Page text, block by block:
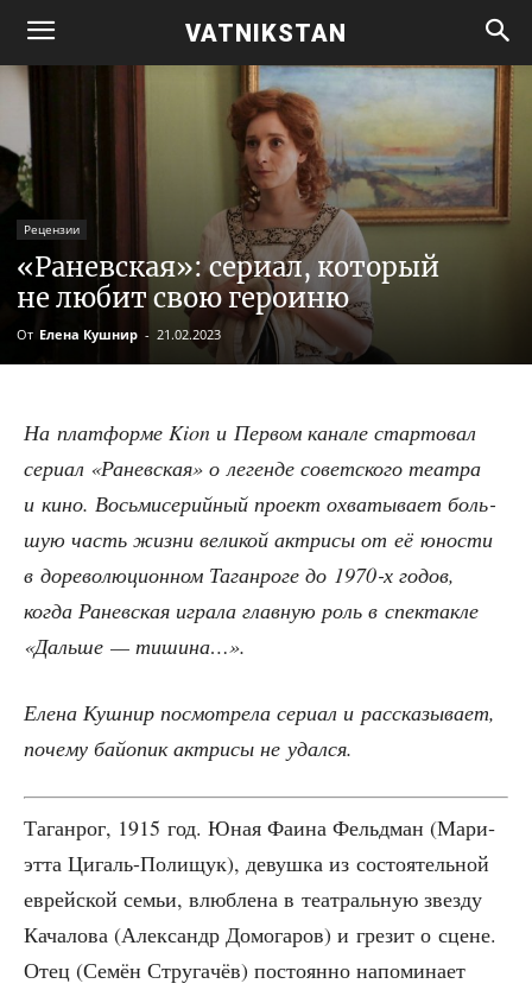
VATNIKSTAN
Рецензии
«Раневская»: сериал, который
не любит свою героиню
От Елена Кушнир - 21.02.2023
На плат­фор­ме Kion и Пер­вом кана­ле стар­то­вал
сери­ал «Ранев­ская» о леген­де совет­ско­го теат­ра
и кино. Вось­ми­се­рий­ный про­ект охва­ты­ва­ет боль­
шую часть жиз­ни вели­кой актри­сы от её юно­сти
в доре­во­лю­ци­он­ном Таган­ро­ге до 1970‑х годов,
когда Ранев­ская игра­ла глав­ную роль в спек­так­ле
«Даль­ше — тишина…».
Еле­на Куш­нир посмот­ре­ла сери­ал и рас­ска­зы­ва­ет,
поче­му бай­о­пик актри­сы не удался.
Таган­рог, 1915 год. Юная Фаи­на Фельд­ман (Мари­
эт­та Цигаль-Поли­щук), девуш­ка из состо­я­тель­ной
еврей­ской семьи, влюб­ле­на в теат­раль­ную звез­ду
Кача­ло­ва (Алек­сандр Домо­га­ров) и гре­зит о сцене.
Отец (Семён Стру­га­чёв) посто­ян­но напо­ми­на­ет